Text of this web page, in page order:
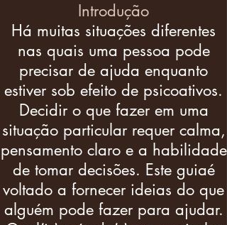
Introdução
Há muitas situações diferentes
nas quais uma pessoa pode
precisar de ajuda enquanto
estiver sob efeito de psicoativos.
Decidir o que fazer em uma
situação particular requer calma,
pensamento claro e a habilidade
de tomar decisões. Este guiaé
voltado a fornecer ideias do que
alguém pode fazer para ajudar.